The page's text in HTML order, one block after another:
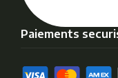
Paiements